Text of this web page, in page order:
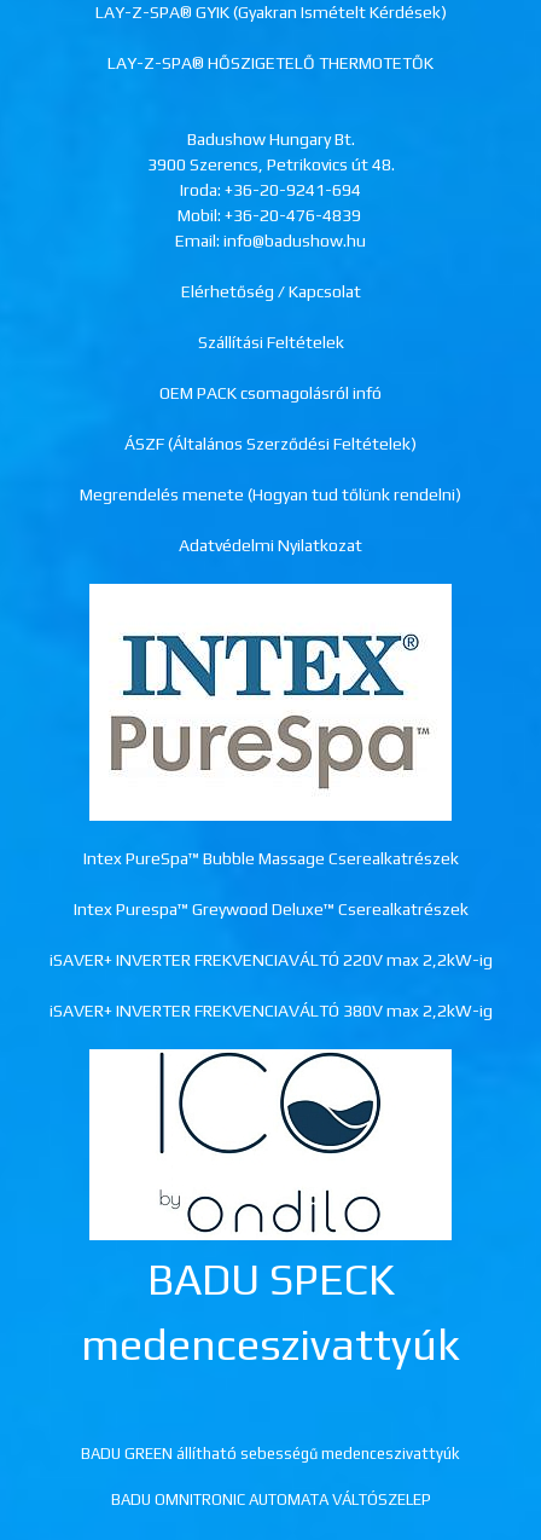
LAY-Z-SPA® GYIK (Gyakran Ismételt Kérdések)
LAY-Z-SPA® HŐSZIGETELŐ THERMOTETŐK
Badushow Hungary Bt.
3900 Szerencs, Petrikovics út 48.
Iroda: +36-20-9241-694
Mobil: +36-20-476-4839
Email: info@badushow.hu
Elérhetőség / Kapcsolat
Szállítási Feltételek
OEM PACK csomagolásról infó
ÁSZF (Általános Szerződési Feltételek)
Megrendelés menete (Hogyan tud tőlünk rendelni)
Adatvédelmi Nyilatkozat
Intex PureSpa™ Bubble Massage Cserealkatrészek
Intex Purespa™ Greywood Deluxe™ Cserealkatrészek
iSAVER+ INVERTER FREKVENCIAVÁLTÓ 220V max 2,2kW-ig
iSAVER+ INVERTER FREKVENCIAVÁLTÓ 380V max 2,2kW-ig
BADU SPECK
medenceszivattyúk
BADU GREEN állítható sebességű medenceszivattyúk
BADU OMNITRONIC AUTOMATA VÁLTÓSZELEP